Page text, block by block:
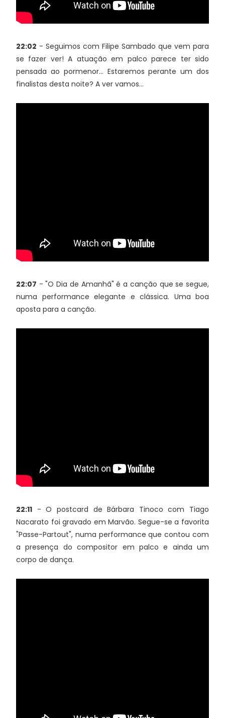
22:02 - Seguimos com Filipe Sambado que vem para
se fazer ver! A atuação em palco parece ter sido
pensada ao pormenor... Estaremos perante um dos
finalistas desta noite? A ver vamos...
22:07 - "O Dia de Amanhã" é a canção que se segue,
numa performance elegante e clássica. Uma boa
aposta para a canção.
22:11 - O postcard de Bárbara Tinoco com Tiago
Nacarato foi gravado em Marvão. Segue-se a favorita
"Passe-Partout", numa performance que contou com
a presença do compositor em palco e ainda um
corpo de dança.